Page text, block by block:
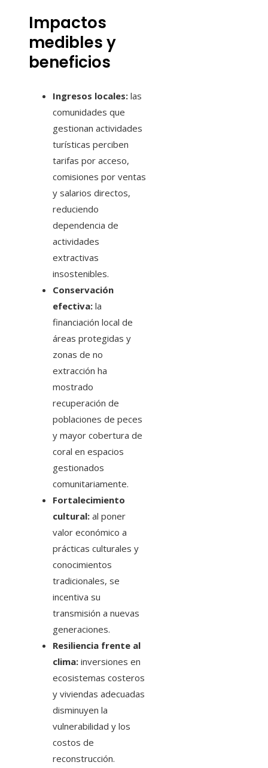
Impactos
medibles y
beneficios
Ingresos locales: las
comunidades que
gestionan actividades
turísticas perciben
tarifas por acceso,
comisiones por ventas
y salarios directos,
reduciendo
dependencia de
actividades
extractivas
insostenibles.
Conservación
efectiva: la
financiación local de
áreas protegidas y
zonas de no
extracción ha
mostrado
recuperación de
poblaciones de peces
y mayor cobertura de
coral en espacios
gestionados
comunitariamente.
Fortalecimiento
cultural: al poner
valor económico a
prácticas culturales y
conocimientos
tradicionales, se
incentiva su
transmisión a nuevas
generaciones.
Resiliencia frente al
clima: inversiones en
ecosistemas costeros
y viviendas adecuadas
disminuyen la
vulnerabilidad y los
costos de
reconstrucción.